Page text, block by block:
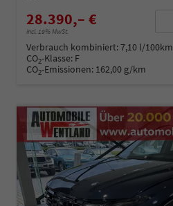
28.390,– €
incl. 19% MwSt.
Verbrauch kombiniert:7,10 l/100km
CO2-Klasse: F
CO2-Emissionen: 162,00 g/km